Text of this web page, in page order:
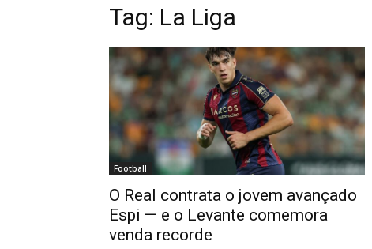
Tag: La Liga
Football
O Real contrata o jovem avançado
Espi — e o Levante comemora
venda recorde